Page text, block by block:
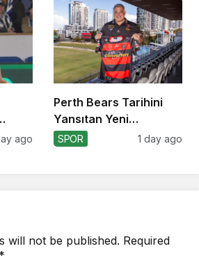
ago
Perth Bears Tarihini
Yansıtan Yeni
Formasını Tanıttı
SPOR 1 day ago
will not be published. Required
*